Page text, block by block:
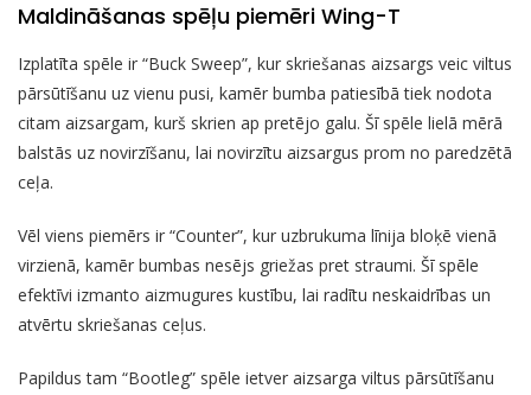
Maldināšanas spēļu piemēri Wing-T
Izplatīta spēle ir “Buck Sweep”, kur skriešanas aizsargs veic viltus
pārsūtīšanu uz vienu pusi, kamēr bumba patiesībā tiek nodota
citam aizsargam, kurš skrien ap pretējo galu. Šī spēle lielā mērā
balstās uz novirzīšanu, lai novirzītu aizsargus prom no paredzētā
ceļa.
Vēl viens piemērs ir “Counter”, kur uzbrukuma līnija bloķē vienā
virzienā, kamēr bumbas nesējs griežas pret straumi. Šī spēle
efektīvi izmanto aizmugures kustību, lai radītu neskaidrības un
atvērtu skriešanas ceļus.
Papildus tam “Bootleg” spēle ietver aizsarga viltus pārsūtīšanu